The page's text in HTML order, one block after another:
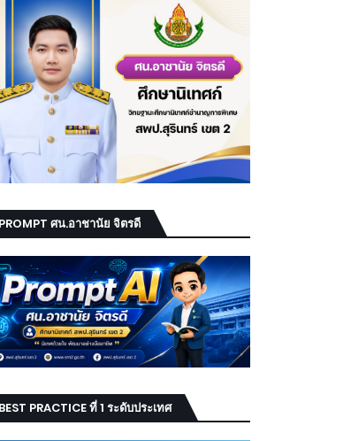
PROMPT ศน.อาชานัย จิตรดี
BEST PRACTICE ที่ 1 ระดับประเทศ